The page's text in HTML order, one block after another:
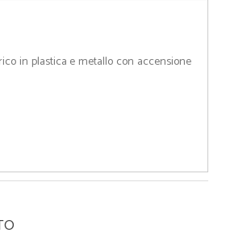
in plastica e metallo con accensione